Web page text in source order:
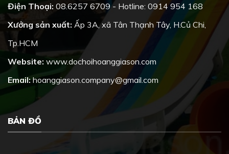
Điện Thoại: 08.6257 6709 - Hotline: 0914 954 168
Xưởng sản xuất: Ấp 3A, xã Tân Thạnh Tây, H.Củ Chi,
Tp.HCM
Website: www.dochoihoanggiason.com
Email:hoanggiason.company@gmail.com
BẢN ĐỒ